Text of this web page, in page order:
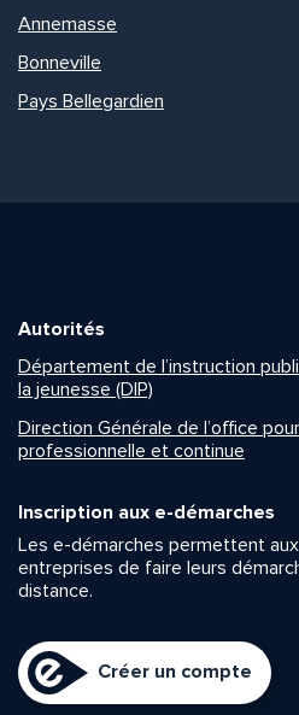
Annemasse
Bonneville
Pays Bellegardien
Autorités
Département de l’instruction
la jeunesse (DIP)
Direction Générale de l’office
professionnelle et continue
Inscription aux e-démarches
Les e-démarches permettent
entreprises de faire leurs
distance.
Créer un compte